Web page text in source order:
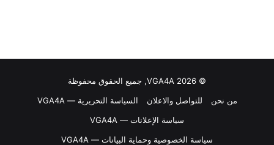
© VGA4A 2026, جميع الحقوق محفوظة
من نحن
للتواصل والاعلان
السياسة التحريرية — VGA4A
سياسة الإعلانات — VGA4A
سياسة الخصوصية وحماية البيانات — VGA4A